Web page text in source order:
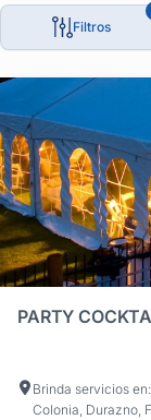
Filtros
PARTY
Brinda servicios
Colonia, Durazno,